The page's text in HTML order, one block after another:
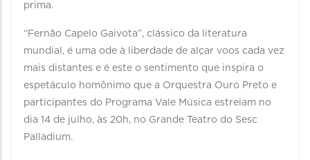
prima.
“Fernão Capelo Gaivota”, clássico da literatura
mundial, é uma ode à liberdade de alçar voos cada vez
mais distantes e é este o sentimento que inspira o
espetáculo homônimo que a Orquestra Ouro Preto e
participantes do Programa Vale Música estreiam no
dia 14 de julho, às 20h, no Grande Teatro do Sesc
Palladium.